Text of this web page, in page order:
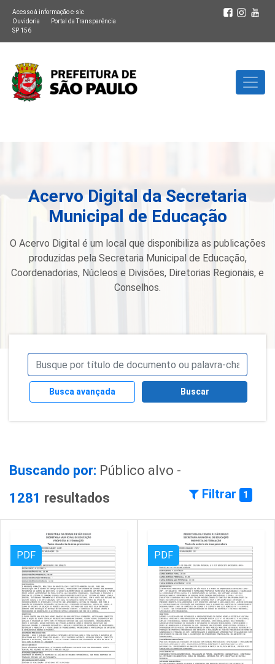
Acesso à informação e-sic
Ouvidoria
Portal da Transparência
SP 156
Acervo Digital da Secretaria
Municipal de Educação
O Acervo Digital é um local que disponibiliza as publicações
produzidas pela Secretaria Municipal de Educação,
Coordenadorias, Núcleos e Divisões, Diretorias Regionais, e
Conselhos.
Busca avançada Buscar
Buscando por: Público alvo -
1281 resultados Filtrar 1
PDF PDF